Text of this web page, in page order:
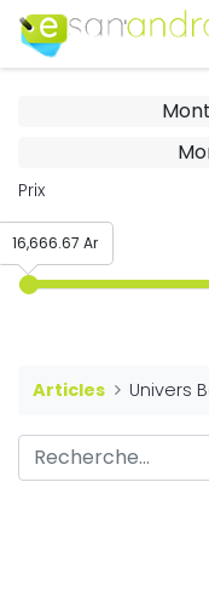
Prix
16,666.67 Ar
Articles Univers